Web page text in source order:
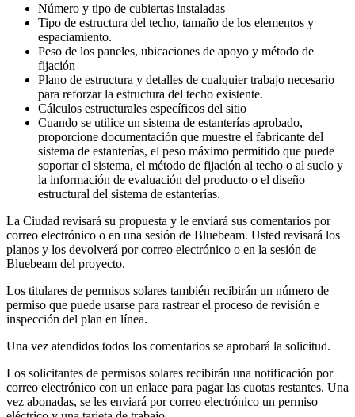
Número y tipo de cubiertas instaladas
Tipo de estructura del techo, tamaño de los elementos y
espaciamiento.
Peso de los paneles, ubicaciones de apoyo y método de
fijación
Plano de estructura y detalles de cualquier trabajo necesario
para reforzar la estructura del techo existente.
Cálculos estructurales específicos del sitio
Cuando se utilice un sistema de estanterías aprobado,
proporcione documentación que muestre el fabricante del
sistema de estanterías, el peso máximo permitido que puede
soportar el sistema, el método de fijación al techo o al suelo y
la información de evaluación del producto o el diseño
estructural del sistema de estanterías.
La Ciudad revisará su propuesta y le enviará sus comentarios por
correo electrónico o en una sesión de Bluebeam. Usted revisará los
planos y los devolverá por correo electrónico o en la sesión de
Bluebeam del proyecto.
Los titulares de permisos solares también recibirán un número de
permiso que puede usarse para rastrear el proceso de revisión e
inspección del plan en línea.
Una vez atendidos todos los comentarios se aprobará la solicitud.
Los solicitantes de permisos solares recibirán una notificación por
correo electrónico con un enlace para pagar las cuotas restantes. Una
vez abonadas, se les enviará por correo electrónico un permiso